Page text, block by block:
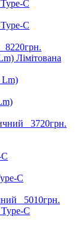
C
C
8220грн.
Лімітована
Lm)
3720грн.
C
5010грн.
C